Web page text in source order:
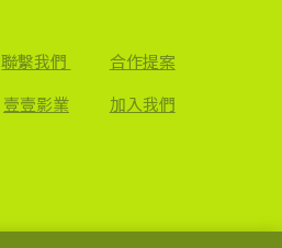
聯繫我們
壹壹影業
合作提案
加入我們